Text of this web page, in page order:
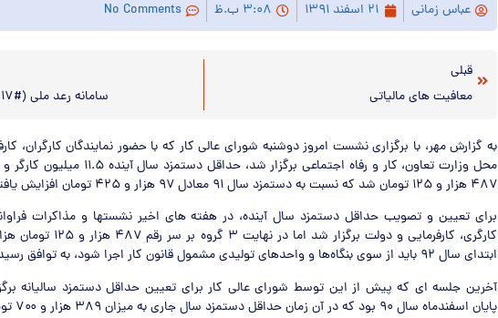
عباس زمانی ۲۱ اسفند ۱۳۹۱ ۳:۰۸ ب.ظ No Comments
قبلی
معافیت های مالیاتی
سامانه رعد ملی (#۷۱۷*) چیست؟
به گزارش مهر، با برگزاری نشست امروز دوشنبه شورای عالی کار که با حضور نمایندگان کارگران،
محل وزارت تعاون، کار و رفاه اجتماعی برگزار
۴۸۷ هزار و ۱۲۵ تومان شد که نسبت به دستمزد سال ۹۱ معادل ۹۷ هزار و ۴۲۵ تومان افزایش یافته است.
برای تعیین و تصویب حداقل دستمزد سال آینده، در هفته های اخیر نشستها و مذاکرات
کارگری، کارفرمایی و دولت برگزار
ابتدای سال ۹۲ باید از سوی بنگاه‌ها و واحدهای تولیدی مشمول قانون کار اجرا شود، به توافق رسیدند.
آخرین جلسه ای که پیش از این توسط شورای عالی کار برای تعیین حداقل دستمزد سالیانه
پایان اسفندماه سال ۹۰ بود که در آن زمان حداقل دستمزد سال جاری به میزان ۳۸۹ هزار و ۷۰۰ تومان تعیین شد.